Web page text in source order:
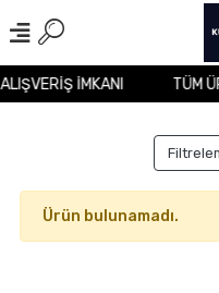
İMKANI TÜM
Ürün bulunamadı.